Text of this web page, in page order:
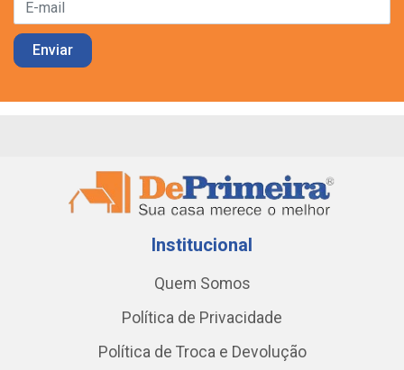
Institucional
Quem Somos
Política de Privacidade
Política de Troca e Devolução